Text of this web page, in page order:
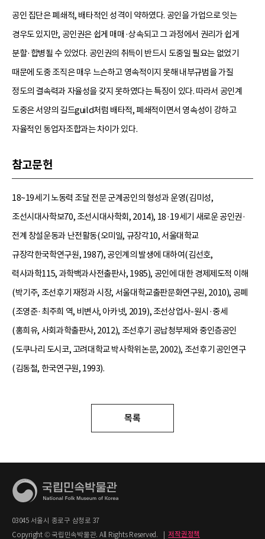
공인 집단은 폐쇄적, 배타적인 성격이 약하였다. 공인을 가업으로 잇는
경우도 있지만, 공인권은 쉽게 매매·상속되고 그 과정에서 권리가 쉽게
분할·합병될 수 있었다. 공인권의 취득이 반드시 도중일 필요는 없었기
때문에 도중 조직은 매우 느슨하고 영속적이지 못해 내부규범을 가질
정도의 결속력과 자율성을 갖지 못하였다는 특징이 있다. 따라서 공인계
도중은 서양의 길드guild처럼 배타적, 폐쇄적이면서 영속성이 강하고
자율적인 동업자조합과는 차이가 있다.
참고문헌
18~19세기 노동력 조달 전문 군계공인의 형성과 운영(김미성,
조선시대사학보70, 조선시대사학회, 2014), 18·19세기 새로운 공인권·
전계 창설운동과 난전활동(오미일, 규장각10, 서울대학교
규장각한국학연구원, 1987), 공인계의 발생에 대하여(김선호,
력사과학115, 과학백과사전출판사, 1985), 공인에 대한 경제제도적 이해
(박기주, 조선후기 재정과 시장, 서울대학교출판문화연구원, 2010), 공폐
(조영준·최주희 역, 비변사, 아카넷, 2019), 조선상업사-원시·중세
(홍희유, 사회과학출판사, 2012), 조선후기 공납청부제와 중인층공인
(도쿠나리 도시코, 고려대학교 박사학위논문, 2002), 조선후기 공인연구
(김동철, 한국연구원, 1993).
목록
03045 서울시 종로구 삼청로 37
Copyright © 국립민속박물관. All Rights Reserved.
저작권정책